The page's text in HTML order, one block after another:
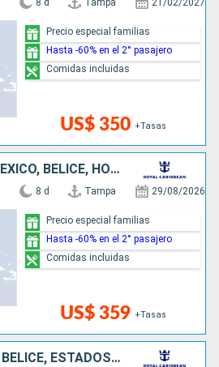
8 d Tampa 21/02/2027
US$ 350 +Tasas
Precio especial familias
Hasta -60% en el 2° pasajero
Comidas incluidas
ESTADOS UNIDOS, MÉXICO, BELICE, HONDURAS
8 d Tampa 29/08/2026
US$ 359 +Tasas
Precio especial familias
Hasta -60% en el 2° pasajero
Comidas incluidas
MÉXICO, HONDURAS, BELICE, ESTADOS UNIDOS